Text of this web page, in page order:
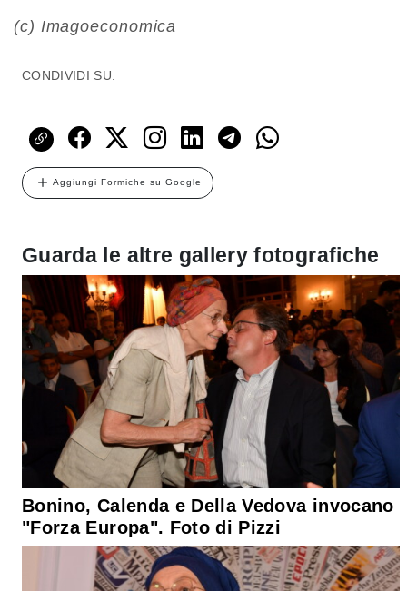
(c) Imagoeconomica
CONDIVIDI SU:
Aggiungi Formiche su Google
Guarda le altre gallery fotografiche
Bonino, Calenda e Della Vedova invocano
"Forza Europa". Foto di Pizzi